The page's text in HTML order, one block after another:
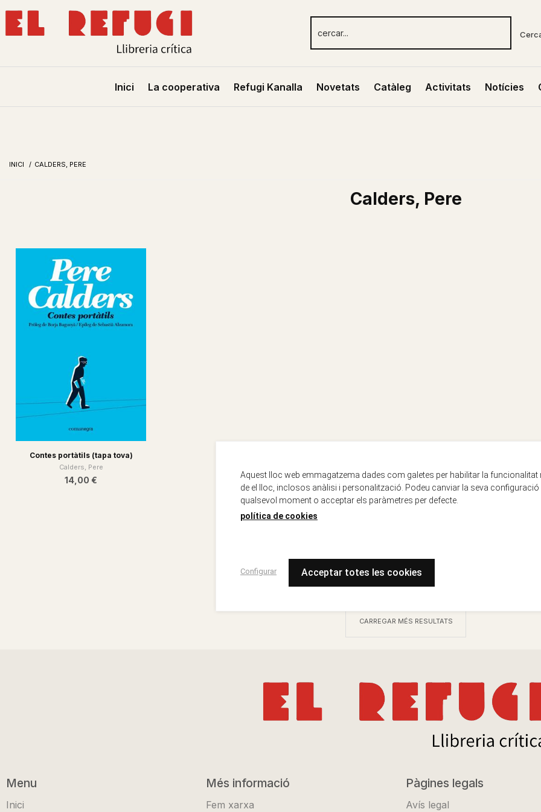
Inici La cooperativa Refugi Kanalla Novetats Catàleg Activitats Notícies
INICI / CALDERS, PERE
Calders, Pere
Contes portàtils (tapa tova)
Calders, Pere
14,00 €
CARREGAR MÉS RESULTATS
Menu
Inici
Més informació
Fem xarxa
Pàgines legals
Avís legal
Aquest lloc web emmagatzema dades com galetes per habilitar la funcionalitat
de el lloc, inclosos anàlisi i personalització. Podeu canviar la seva configuració
qualsevol moment o acceptar els paràmetres per defecte.
política de cookies
Configurar Acceptar totes les cookies